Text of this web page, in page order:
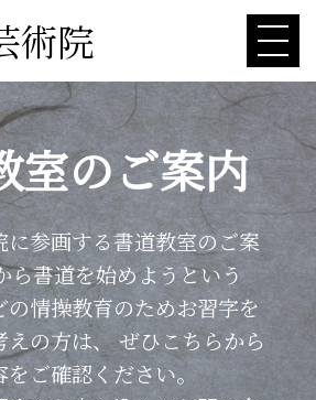
術院
室のご案内
参画する書道教室のご案
ら書道を始めようという
情操教育のためお習字を
えの方は、ぜひこちらから
ご確認ください。